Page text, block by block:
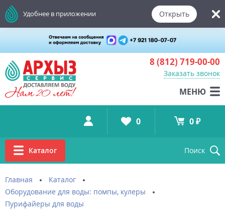
8 (812) 719-00-00
Заказать звонок
МЕНЮ
Удобнее в приложении Открыть
Каталог Поиск
0 0 ₽
Главная
Каталог
Оборудование для воды: помпы, кулеры
Пурифайеры для воды